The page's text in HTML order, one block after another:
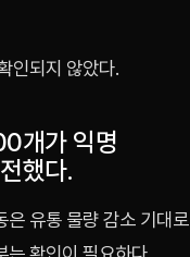
인되지 않았다.
개가 익명
했다.
은 유통 물량 감소 기대로